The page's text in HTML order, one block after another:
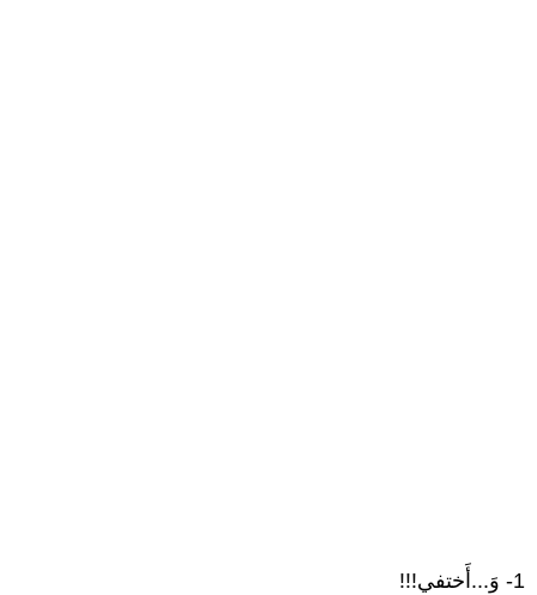
1- وَ...أَختفي!!!